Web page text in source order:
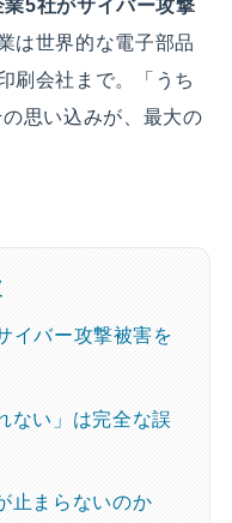
5社がサイバー攻撃
は世界的な電子部品
刷会社まで。「うち
思い込みが、最大の
イバー攻撃被害を
ない」は完全な誤
止まらないのか